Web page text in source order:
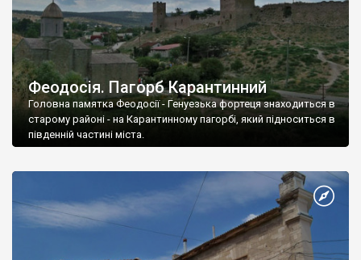
Феодосія. Пагорб Карантинний
Головна памятка Феодосії - Генуезька фортеця знаходиться в
старому районі - на Карантинному пагорбі, який підноситься в
південній частині міста.